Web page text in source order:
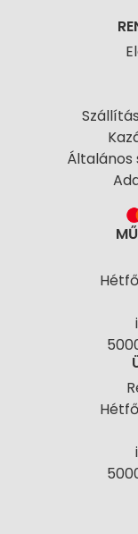
Általános